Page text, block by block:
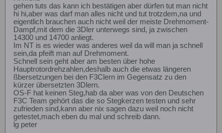
gehen tuts das kann ich bestätigen aber dürfen tut man nicht
hi hi,aber was darf man alles nicht und tut trotzdem,na und
eigentlich brauchen auch nicht weil der meiste Drehmoment-
Dampf,mit dem die 3Dler unterwegs sind, ja zwischen
14300 und 14700 anliegt.
Im NT is es wieder was anderes weil da will man ja schnell
sein,da pfeift man auf Drehmoment.
Schnell sein geht aber am besten über hohe
Hauptrotordrehzahlen,deshalb auch die etwas längeren
ßbersetzungen bei den F3Clern im Gegensatz zu den
kürzer übersetzten 3Dlern.
OS-F hat keinen Steg,hab da aber was von den Deutschen
F3C Team gehört das die so Stegkerzen testen und sehr
zufrieden sind,kann aber nix sagen dazu weil noch nicht
getestet,mach eben du mal und schreib dann.
lg peter